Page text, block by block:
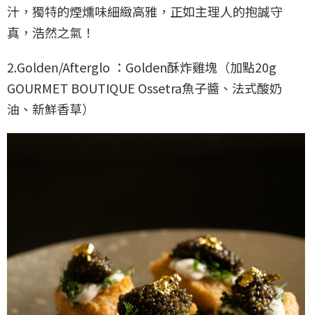
汁，獨特的煙燻味細緻高雅，正如主理人的抱誠守
真，浩然之氣！
2.Golden/Afterglo ：Golden酥炸雞塊（加點20g
GOURMET BOUTIQUE Ossetra魚子醬、法式酸奶
油、新鮮香草）